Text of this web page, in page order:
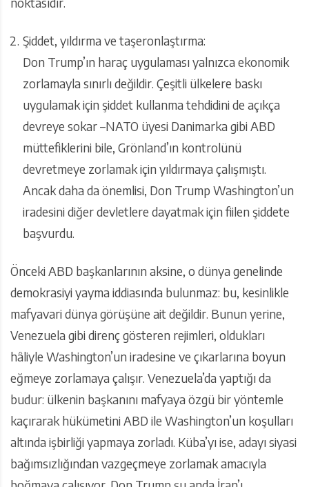
Şiddet, yıldırma ve taşeronlaştırma:
Don Trump’ın haraç uygulaması yalnızca ekonomik
zorlamayla sınırlı değildir. Çeşitli ülkelere baskı
uygulamak için şiddet kullanma tehdidini de açıkça
devreye sokar –NATO üyesi Danimarka gibi ABD
müttefiklerini bile, Grönland’ın kontrolünü
devretmeye zorlamak için yıldırmaya çalışmıştı.
Ancak daha da önemlisi, Don Trump Washington’un
iradesini diğer devletlere dayatmak için fiilen şiddete
başvurdu.
Önceki ABD başkanlarının aksine, o dünya genelinde
demokrasiyi yayma iddiasında bulunmaz: bu, kesinlikle
mafyavari dünya görüşüne ait değildir. Bunun yerine,
Venezuela gibi direnç gösteren rejimleri, oldukları
hâliyle Washington’un iradesine ve çıkarlarına boyun
eğmeye zorlamaya çalışır. Venezuela’da yaptığı da
budur: ülkenin başkanını mafyaya özgü bir yöntemle
kaçırarak hükümetini ABD ile Washington’un koşulları
altında işbirliği yapmaya zorladı. Küba’yı ise, adayı siyasi
bağımsızlığından vazgeçmeye zorlamak amacıyla